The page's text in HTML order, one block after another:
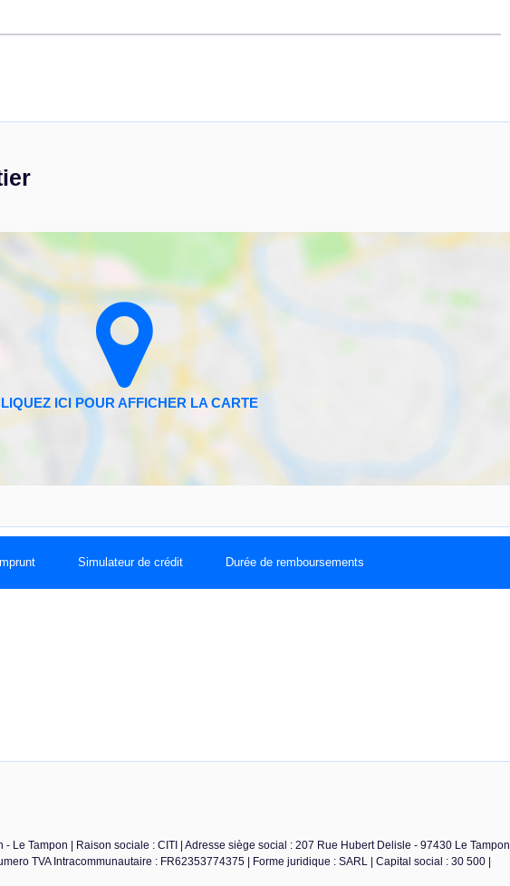
Simulateur de crédit Durée de remboursements
Tampon | Raison sociale : CITI | Adresse siège social : 207 Rue Hubert Delisle - 97430 Le Tampon |
TVA Intracommunautaire : FR62353774375 | Forme juridique : SARL | Capital social : 30 500 |